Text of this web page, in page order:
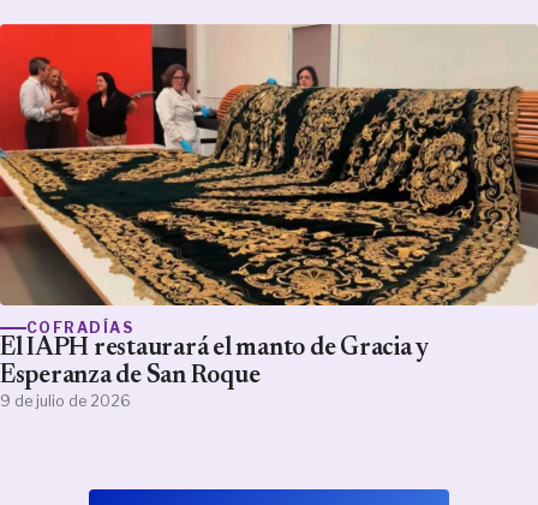
COFRADÍAS
El IAPH restaurará el manto de Gracia y
Esperanza de San Roque
9 de julio de 2026